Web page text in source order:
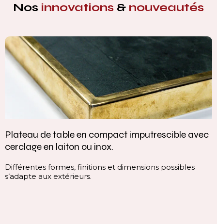
Nos innovations & nouveautés
Plateau de table en compact imputrescible avec
cerclage en laiton ou inox.
Différentes formes, finitions et dimensions possibles
s’adapte aux extérieurs.